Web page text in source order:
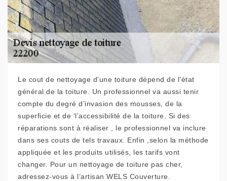
Le cout de nettoyage d'une toiture dépend de l’état
général de la toiture. Un professionnel va aussi tenir
compte du degré d’invasion des mousses, de la
superficie et de ‘l’accessibilité de la toiture. Si des
réparations sont à réaliser , le professionnel va inclure
dans ses couts de tels travaux. Enfin ,selon la méthode
appliquée et les produits utilisés, les tarifs vont
changer. Pour un nettoyage de toiture pas cher,
adressez-vous à l’artisan WELS Couverture.